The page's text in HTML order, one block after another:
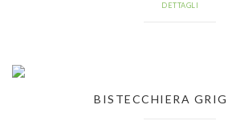
DETTAGLI
BISTECCHIERA